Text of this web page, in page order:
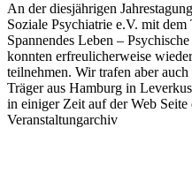
An der diesjährigen
Soziale Psychiatrie e.V. mit dem
Spannendes Leben –
konnten erfreulicherweise
teilnehmen. Wir trafen aber
Träger aus Hamburg in
in einiger Zeit auf der Web
Veranstaltungarchiv